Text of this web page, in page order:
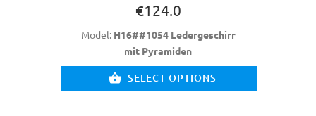
€124.0
Model: H16##1054 Ledergeschirr
mit Pyramiden
SELECT OPTIONS